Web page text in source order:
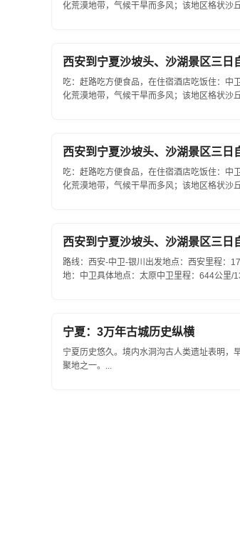
化荒漠地带，气候干旱而多风；该地区格状沙
西安到宁夏沙坡头、沙湖景区三日
吃：赶路吃方便食品，在住宿酒店吃饭住：中
化荒漠地带，气候干旱而多风；该地区格状沙
西安到宁夏沙坡头、沙湖景区三日
吃：赶路吃方便食品，在住宿酒店吃饭住：中
化荒漠地带，气候干旱而多风；该地区格状沙
西安到宁夏沙坡头、沙湖景区三日
路线：西安-中卫-银川出发地点：西安里程：
地：中卫具体地点：太原中卫里程：644公里/
宁夏：3万年古城历史纵横
宁夏历史悠久。境内水洞沟古人类遗址表明，
聚地之一。...